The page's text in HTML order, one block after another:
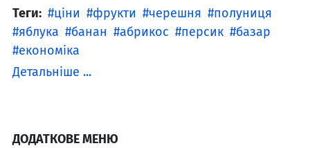
Теги: ціни фрукти черешня
полуниця
яблука
банан абрикос персик
базар
економіка
Детальніше ...
ДОДАТКОВЕ МЕНЮ